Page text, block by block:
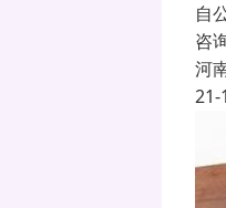
自
咨
河
21-